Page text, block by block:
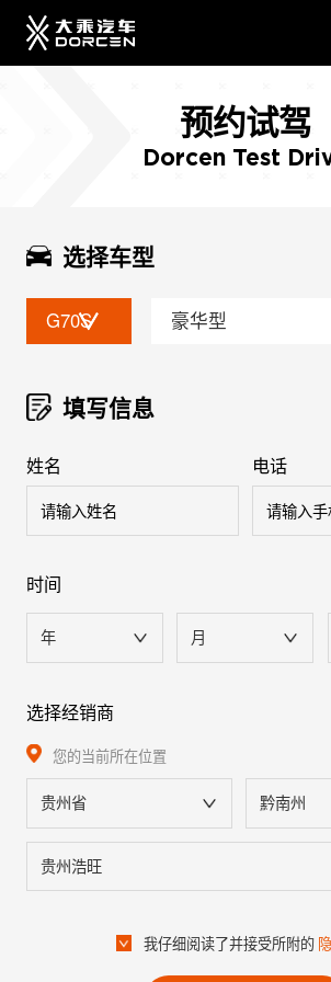
预约试驾
Dorcen Test
选择车型
G70S 豪华型
填写信息
姓名 电话
时间
年 月
选择经销商
您的当前所在位置
贵州省 黔南州
贵州浩旺
我仔细阅读了并接受所附的